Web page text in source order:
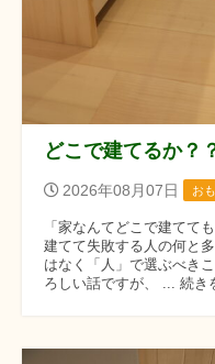
2026年08月07日 お
「家なんてどこで建てて
建てて失敗する人の何と
はなく「人」で選ぶべき
ろしい話ですが、 ... 続き